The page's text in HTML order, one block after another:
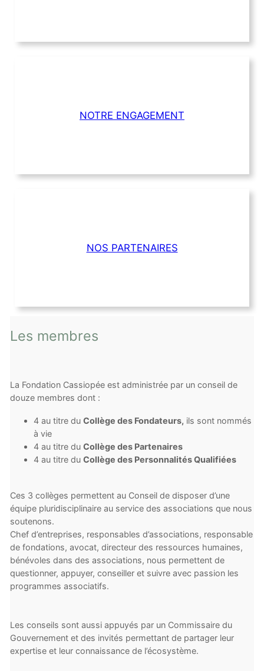
NOTRE ENGAGEMENT
NOS PARTENAIRES
Les membres
La Fondation Cassiopée est administrée par un conseil de
douze membres dont :
4 au titre du Collège des Fondateurs, ils sont nommés
à vie
4 au titre du Collège des Partenaires
4 au titre du Collège des Personnalités Qualifiées
Ces 3 collèges permettent au Conseil de disposer d’une
équipe pluridisciplinaire au service des associations que nous
soutenons.
Chef d’entreprises, responsables d’associations, responsable
de fondations, avocat, directeur des ressources humaines,
bénévoles dans des associations, nous permettent de
questionner, appuyer, conseiller et suivre avec passion les
programmes associatifs.
Les conseils sont aussi appuyés par un Commissaire du
Gouvernement et des invités permettant de partager leur
expertise et leur connaissance de l’écosystème.